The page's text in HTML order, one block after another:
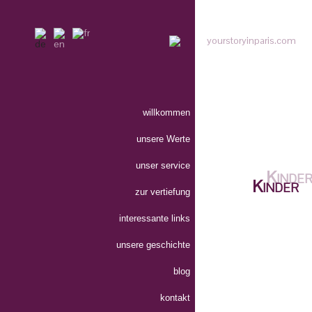
willkommen
unsere Werte
unser service
zur vertiefung
interessante links
unsere geschichte
blog
kontakt
Kinder